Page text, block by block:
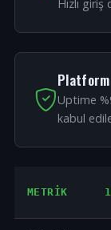
Hızlı
Uptime
kabul
METRIK